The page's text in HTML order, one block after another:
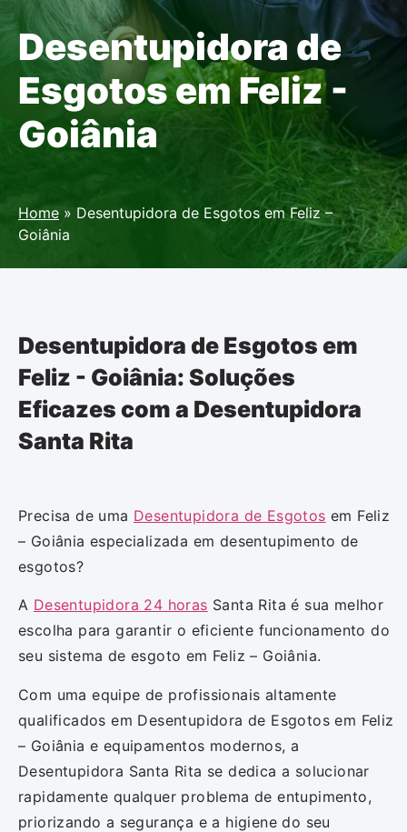
Desentupidora de
Esgotos em Feliz -
Goiânia
Home » Desentupidora de Esgotos em Feliz –
Goiânia
Desentupidora de Esgotos em
Feliz - Goiânia: Soluções
Eficazes com a Desentupidora
Santa Rita
Precisa de uma Desentupidora de Esgotos em Feliz
– Goiânia especializada em desentupimento de
esgotos?
A Desentupidora 24 horas Santa Rita é sua melhor
escolha para garantir o eficiente funcionamento do
seu sistema de esgoto em Feliz – Goiânia.
Com uma equipe de profissionais altamente
qualificados em Desentupidora de Esgotos em Feliz
– Goiânia e equipamentos modernos, a
Desentupidora Santa Rita se dedica a solucionar
rapidamente qualquer problema de entupimento,
priorizando a segurança e a higiene do seu